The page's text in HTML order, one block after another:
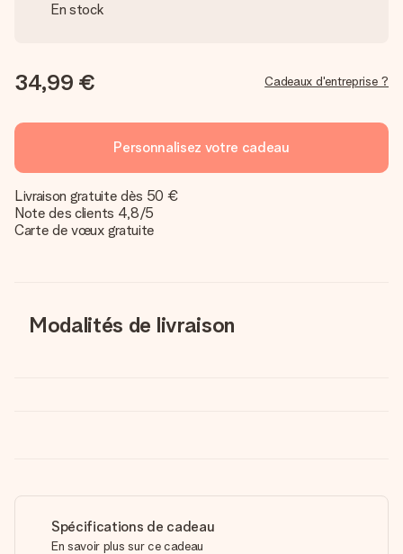
En stock
34,99 € Cadeaux d'entreprise ?
Personnalisez votre cadeau
Livraison gratuite dès 50 €
Note des clients 4,8/5
Carte de vœux gratuite
Modalités de livraison
Spécifications de cadeau
En savoir plus sur ce cadeau